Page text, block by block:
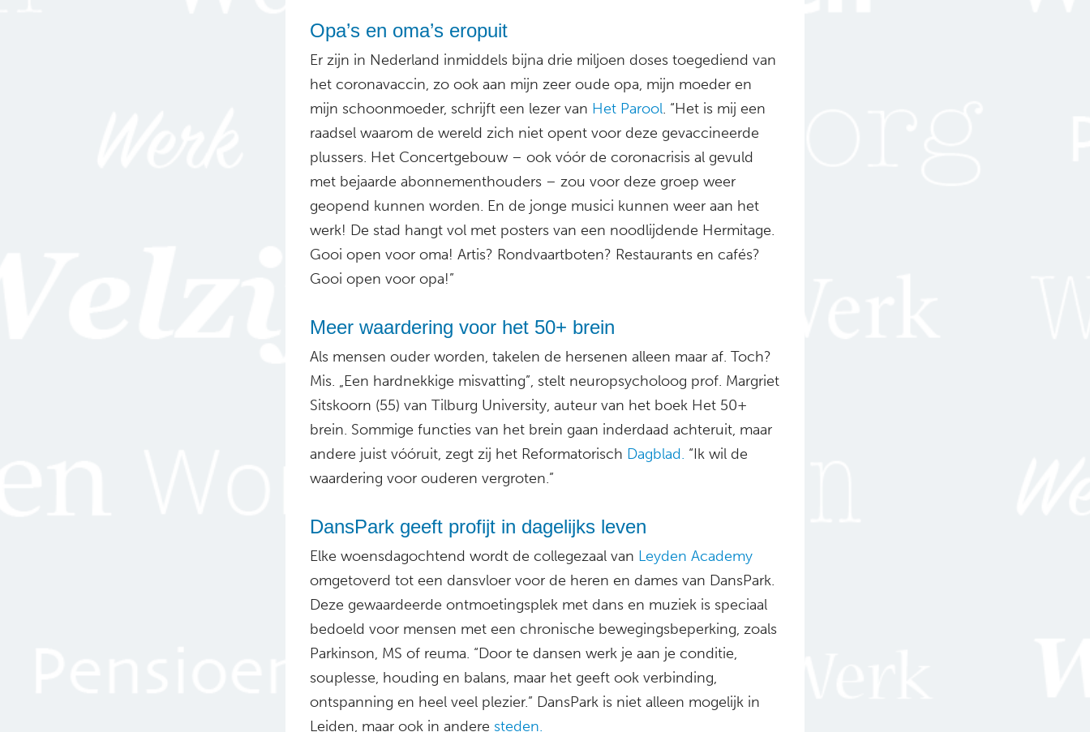
Opa’s en oma’s eropuit
Er zijn in Nederland inmiddels bijna drie miljoen doses toegediend van
het coronavaccin, zo ook aan mijn zeer oude opa, mijn moeder en
mijn schoonmoeder, schrijft een lezer van Het Parool. “Het is mij een
raadsel waarom de wereld zich niet opent voor deze gevaccineerde
plussers. Het Concertgebouw – ook vóór de coronacrisis al gevuld
met bejaarde abonnementhouders – zou voor deze groep weer
geopend kunnen worden. En de jonge musici kunnen weer aan het
werk! De stad hangt vol met posters van een noodlijdende Hermitage.
Gooi open voor oma! Artis? Rondvaartboten? Restaurants en cafés?
Gooi open voor opa!”
Meer waardering voor het 50+ brein
Als mensen ouder worden, takelen de hersenen alleen maar af. Toch?
Mis. „Een hardnekkige misvatting”, stelt neuropsycholoog prof. Margriet
Sitskoorn (55) van Tilburg University, auteur van het boek Het 50+
brein. Sommige functies van het brein gaan inderdaad achteruit, maar
andere juist vóóruit, zegt zij het Reformatorisch Dagblad. “Ik wil de
waardering voor ouderen vergroten.”
DansPark geeft profijt in dagelijks leven
Elke woensdagochtend wordt de collegezaal van Leyden Academy
omgetoverd tot een dansvloer voor de heren en dames van DansPark.
Deze gewaardeerde ontmoetingsplek met dans en muziek is speciaal
bedoeld voor mensen met een chronische bewegingsbeperking, zoals
Parkinson, MS of reuma. “Door te dansen werk je aan je conditie,
souplesse, houding en balans, maar het geeft ook verbinding,
ontspanning en heel veel plezier.” DansPark is niet alleen mogelijk in
Leiden, maar ook in andere steden.